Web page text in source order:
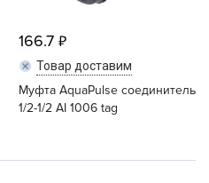
166.7
Товар доставим
Муфта AquaPulse соединитель
1/2-1/2 АI 1006 tag